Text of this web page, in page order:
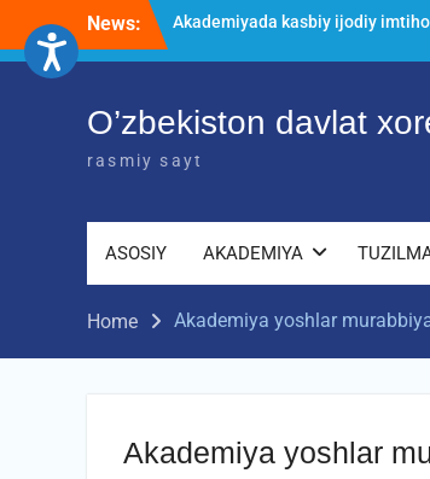
content
News:
O’ZBEKISTON DAVLAT
Akademiyada kasbiy ijodiy
O’zbekiston davlat
rasmiy sayt
ASOSIY AKADEMIYA
Home Akademiya yoshlar
Akademiya yoshlar